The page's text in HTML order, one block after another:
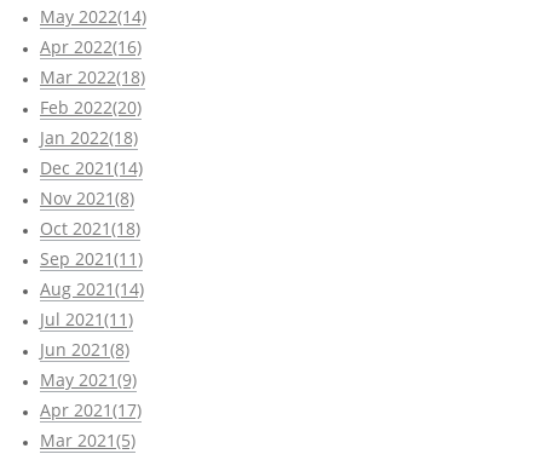
May 2022(14)
Apr 2022(16)
Mar 2022(18)
Feb 2022(20)
Jan 2022(18)
Dec 2021(14)
Nov 2021(8)
Oct 2021(18)
Sep 2021(11)
Aug 2021(14)
Jul 2021(11)
Jun 2021(8)
May 2021(9)
Apr 2021(17)
Mar 2021(5)